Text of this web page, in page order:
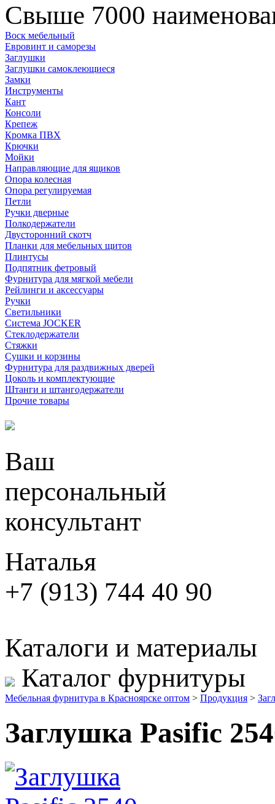
Свыше 7000
Воск мебельный
Евровинт и саморезы
Заглушки
Заглушки самоклеющиеся
Замки
Инструменты
Кант
Консоли
Крепеж
Кромка ПВХ
Крючки
Мойки
Направляющие для ящиков
Опора колесная
Опора регулируемая
Петли
Ручки дверные
Полкодержатели
Двусторонний скотч
Планки для мебельных щитов
Плинтусы
Подпятник фетровый
Фурнитура для мягкой мебели
Рейлинги и аксессуары
Ручки
Светильники
Система JOCKER
Стеклодержатели
Стяжки
Сушки и корзины
Фурнитура для раздвижных дверей
Цоколь и комплектующие
Штанги и штангодержатели
Прочие товары
Ваш
персональный
консультант
Наталья
+7 (913) 744 40 90
Каталоги и материалы
Каталог фурнитуры
Мебельная фурнитура в Красноярске оптом > Продукция >
Заглушка Pasific